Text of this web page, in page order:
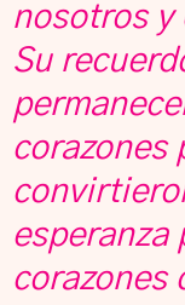
nosotros y
Su
corazones
esperanza
corazones